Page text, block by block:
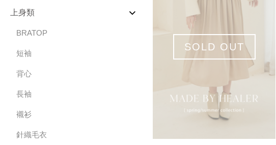
上身類
BRATOP
短袖
背心
長袖
襯衫
針織毛衣
SOLD OUT